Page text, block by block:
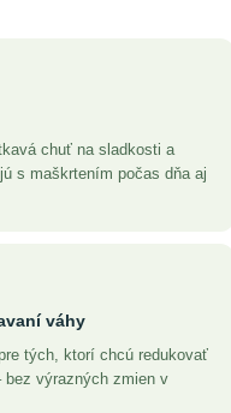
chuť na sladkosti a
s maškrtením počas dňa aj
váhy
tých, ktorí chcú redukovať
bez výrazných zmien v